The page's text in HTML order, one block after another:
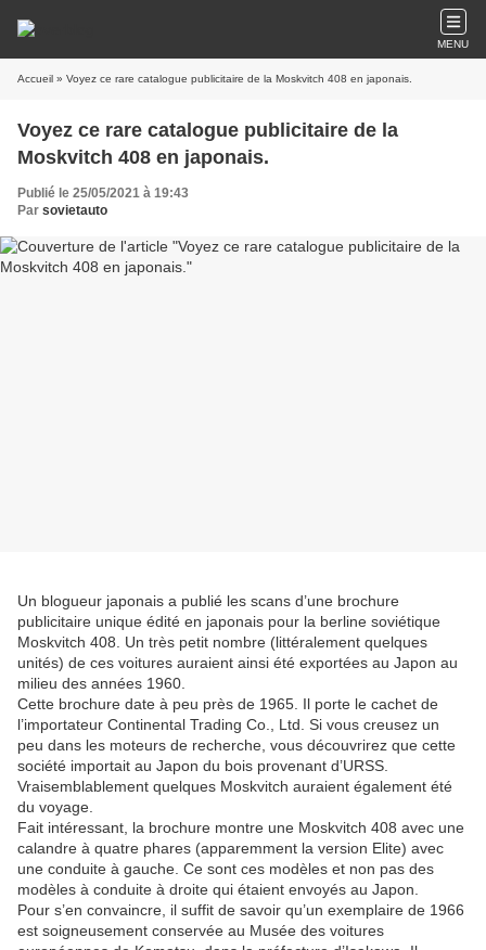
MENU
Accueil » Voyez ce rare catalogue publicitaire de la Moskvitch 408 en japonais.
Voyez ce rare catalogue publicitaire de la
Moskvitch 408 en japonais.
Publié le 25/05/2021 à 19:43
Par sovietauto
Un blogueur japonais a publié les scans d’une brochure
publicitaire unique édité en japonais pour la berline soviétique
Moskvitch 408. Un très petit nombre (littéralement quelques
unités) de ces voitures auraient ainsi été exportées au Japon au
milieu des années 1960.
Cette brochure date à peu près de 1965. Il porte le cachet de
l’importateur Continental Trading Co., Ltd. Si vous creusez un
peu dans les moteurs de recherche, vous découvrirez que cette
société importait au Japon du bois provenant d’URSS.
Vraisemblablement quelques Moskvitch auraient également été
du voyage.
Fait intéressant, la brochure montre une Moskvitch 408 avec une
calandre à quatre phares (apparemment la version Elite) avec
une conduite à gauche. Ce sont ces modèles et non pas des
modèles à conduite à droite qui étaient envoyés au Japon.
Pour s’en convaincre, il suffit de savoir qu’un exemplaire de 1966
est soigneusement conservée au Musée des voitures